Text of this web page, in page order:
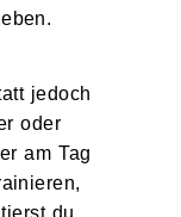
jedoch
oder
am Tag